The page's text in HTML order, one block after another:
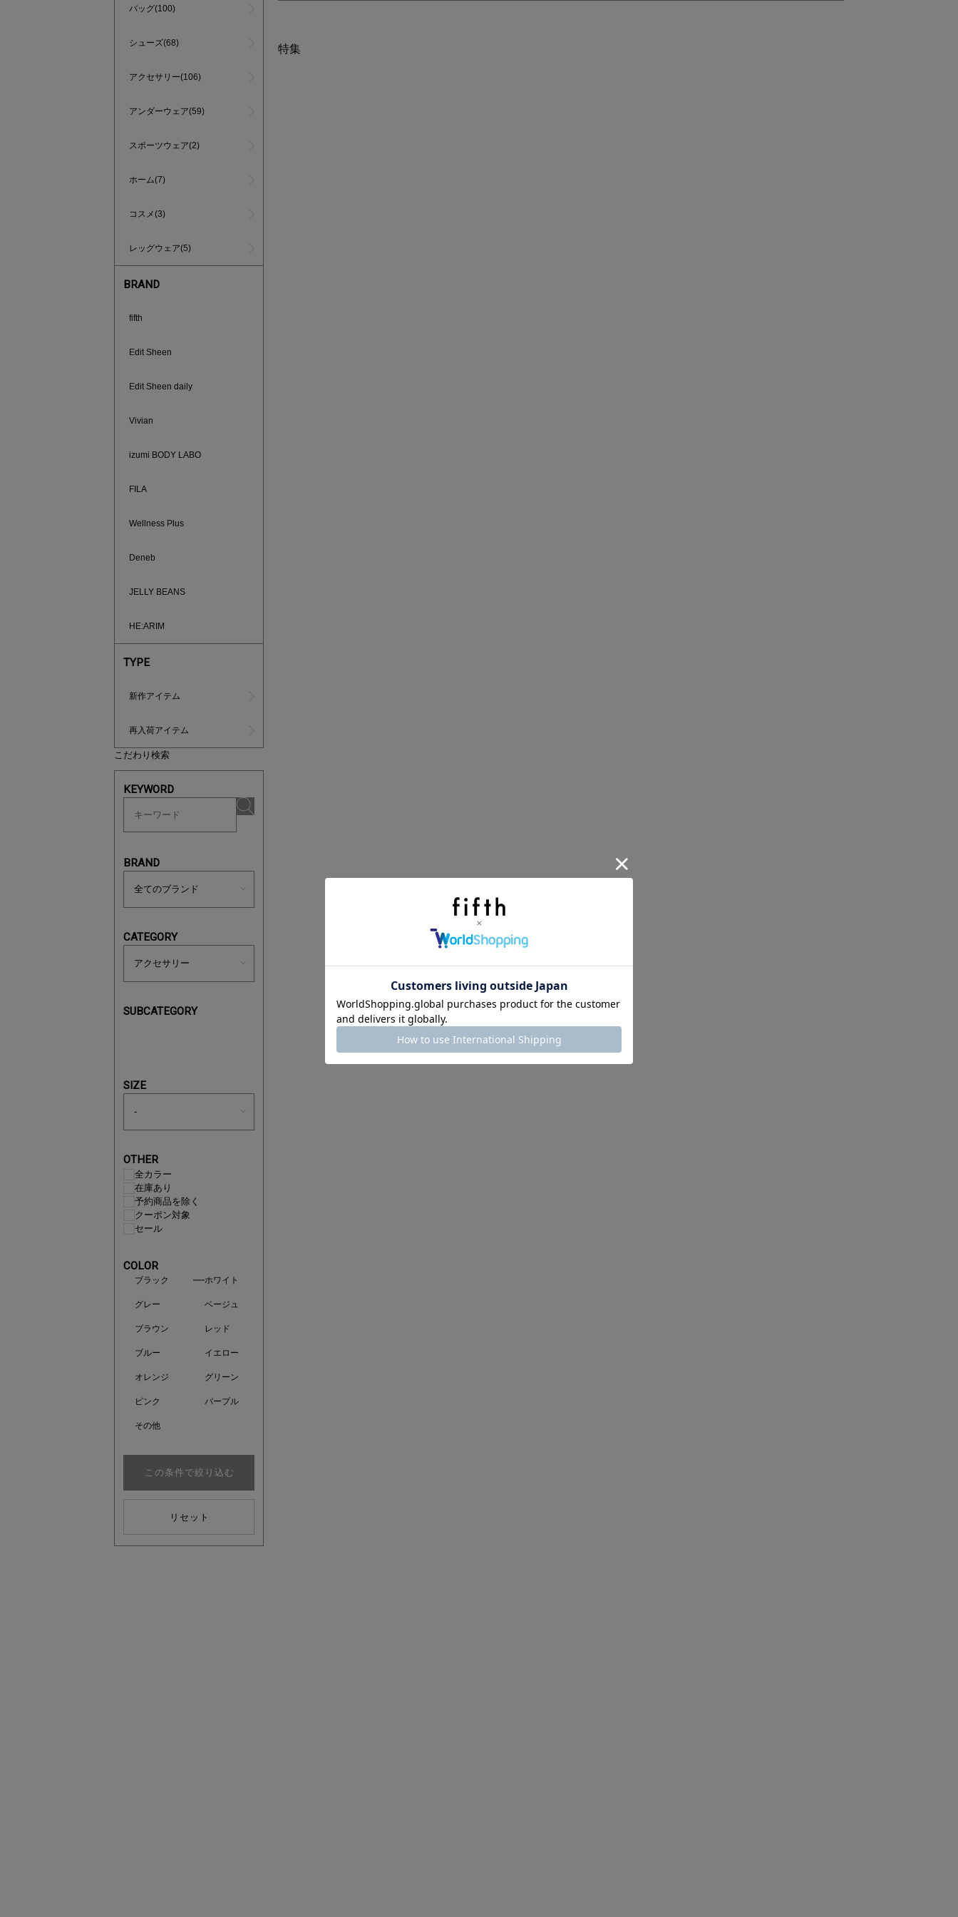
バッグ(100)
シューズ(68)
アクセサリー(106)
アンダーウェア(59)
スポーツウェア(2)
ホーム(7)
コスメ(3)
レッグウェア(5)
BRAND
fifth
Edit Sheen
Edit Sheen daily
Vivian
izumi BODY LABO
FILA
Wellness Plus
Deneb
JELLY BEANS
HE:ARIM
TYPE
新作アイテム
再入荷アイテム
こだわり検索
KEYWORD
BRAND
CATEGORY
SUBCATEGORY
SIZE
OTHER
全カラー
在庫あり
予約商品を除く
クーポン対象
セール
COLOR
ブラック ホワイト
グレー ベージュ
ブラウン レッド
ブルー イエロー
オレンジ グリーン
ピンク パープル
その他
この条件で絞り込む
リセット
特集
買えば買うほどお得! 最大半額クーポン